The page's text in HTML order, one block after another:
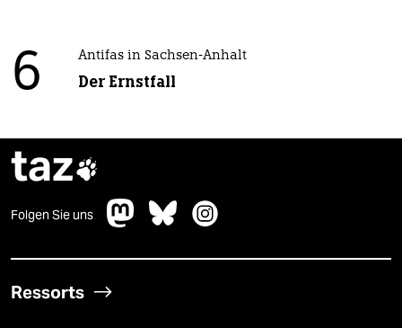
6 Antifas in Sachsen-Anhalt
Der Ernstfall
taz
Folgen Sie uns
Ressorts